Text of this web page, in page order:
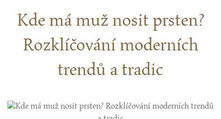
Kde má muž nosit prsten?
Rozklíčování moderních
trendů a tradic